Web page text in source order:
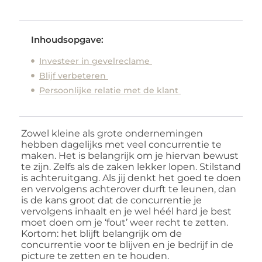
Inhoudsopgave:
Investeer in gevelreclame
Blijf verbeteren
Persoonlijke relatie met de klant
Zowel kleine als grote ondernemingen
hebben dagelijks met veel concurrentie te
maken. Het is belangrijk om je hiervan bewust
te zijn. Zelfs als de zaken lekker lopen. Stilstand
is achteruitgang. Als jij denkt het goed te doen
en vervolgens achterover durft te leunen, dan
is de kans groot dat de concurrentie je
vervolgens inhaalt en je wel héél hard je best
moet doen om je ‘fout’ weer recht te zetten.
Kortom: het blijft belangrijk om de
concurrentie voor te blijven en je bedrijf in de
picture te zetten en te houden.